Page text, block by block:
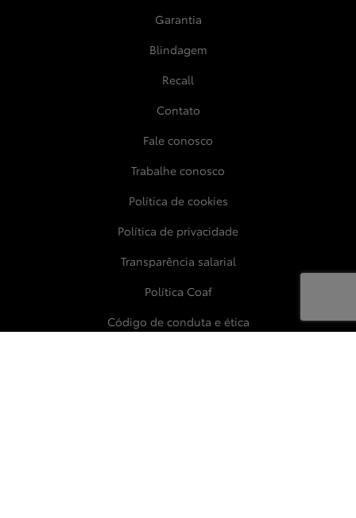
Garantia
Blindagem
Recall
Contato
Fale conosco
Trabalhe conosco
Política de cookies
Política de privacidade
Transparência salarial
Política Coaf
Código de conduta e ética